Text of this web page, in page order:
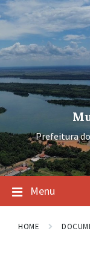
Ir
para
conteúdo
Pular
para
navegação
principal
Pular
para
rodapé
Prefeitura
Menu
HOME